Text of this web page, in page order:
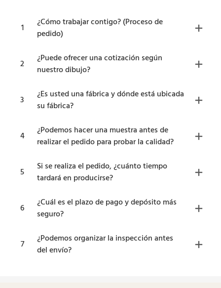
1
¿Cómo trabajar contigo? (Proceso de
pedido)
2
¿Puede ofrecer una cotización según
nuestro dibujo?
3
¿Es usted una fábrica y dónde está ubicada
su fábrica?
4
¿Podemos hacer una muestra antes de
realizar el pedido para probar la calidad?
5
Si se realiza el pedido, ¿cuánto tiempo
tardará en producirse?
6
¿Cuál es el plazo de pago y depósito más
seguro?
7
¿Podemos organizar la inspección antes
del envío?